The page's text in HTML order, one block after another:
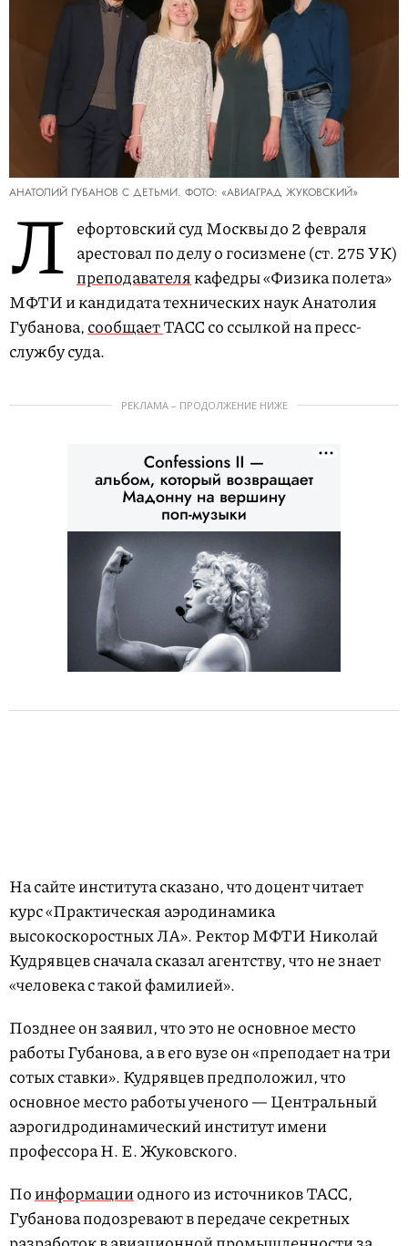
АНАТОЛИЙ ГУБАНОВ С ДЕТЬМИ. ФОТО: «АВИАГРАД ЖУКОВСКИЙ»
Л ефортовский суд Москвы до 2 февраля
арестовал по делу о госизмене (ст. 275 УК)
преподавателякафедры «Физика полета»
МФТИ и кандидата технических наук Анатолия
Губанова,сообщаетТАСС со ссылкой на пресс-
службу суда.
РЕКЛАМА – ПРОДОЛЖЕНИЕ НИЖЕ
На сайте института сказано, что доцент читает
курс «Практическая аэродинамика
высокоскоростных ЛА». Ректор МФТИ Николай
Кудрявцев сначала сказал агентству, что не знает
«человека с такой фамилией».
Позднее он заявил, что это не основное место
работы Губанова, а в его вузе он «преподает на три
сотых ставки». Кудрявцев предположил, что
основное место работы ученого — Центральный
аэрогидродинамический институт имени
профессора Н. Е. Жуковского.
Поинформацииодного из источников ТАСС,
Губанова подозревают в передаче секретных